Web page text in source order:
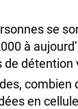
se
à
détention
combien
en